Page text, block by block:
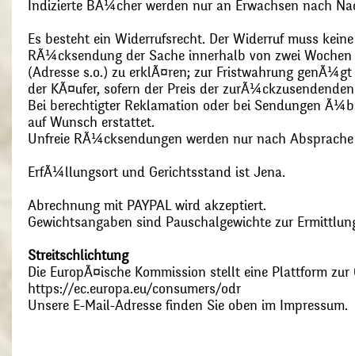
Indizierte BÃ¼cher werden nur an Erwachsen nach
Es besteht ein Widerrufsrecht. Der Widerruf muss
RÃ¼cksendung der Sache innerhalb von zwei
(Adresse s.o.) zu erklÃ¤ren; zur Fristwahrung
der KÃ¤ufer, sofern der Preis der
Bei berechtigter Reklamation oder bei Sendungen
auf Wunsch erstattet.
Unfreie RÃ¼cksendungen werden nur nach
ErfÃ¼llungsort und Gerichtsstand ist Jena.
Abrechnung mit PAYPAL wird akzeptiert.
Gewichtsangaben sind Pauschalgewichte zur
Streitschlichtung
Die EuropÃ¤ische Kommission stellt eine Plattform
https://ec.europa.eu/consumers/odr
Unsere E-Mail-Adresse finden Sie oben im Impressum.